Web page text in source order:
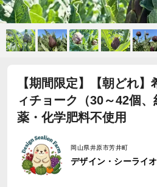
【期間限定】【朝どれ
ィチョーク（30～42個
薬・化学肥料不使用
岡山県井原市芳井町
デザイン・シーライ